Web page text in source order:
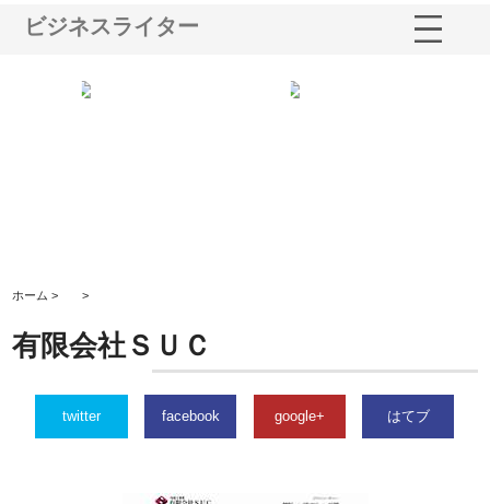
ビジネスライター
ホーム > >
有限会社ＳＵＣ
twitter facebook google+ はてブ